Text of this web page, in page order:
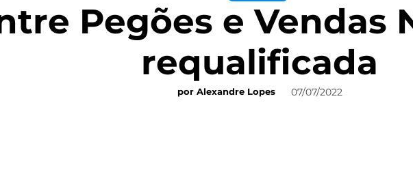
Pegões e Vendas
requalificada
por Alexandre Lopes 07/07/2022